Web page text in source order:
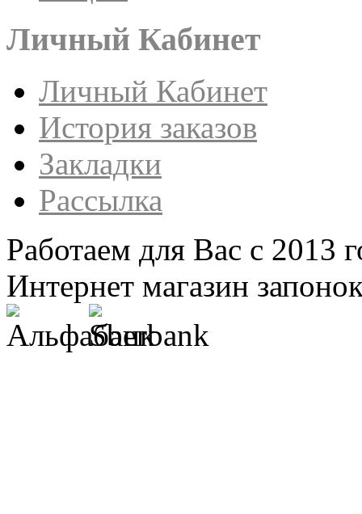
Личный Кабинет
Личный Кабинет
История заказов
Закладки
Рассылка
Работаем для Вас с 2013
Интернет магазин